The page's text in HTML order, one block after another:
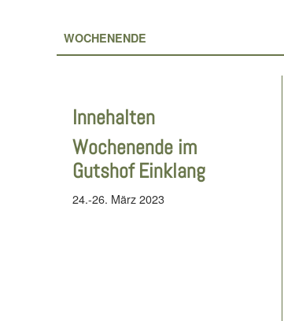
WOCHENENDE
Innehalten
Wochenende im
Gutshof Einklang
24.-26. März 2023